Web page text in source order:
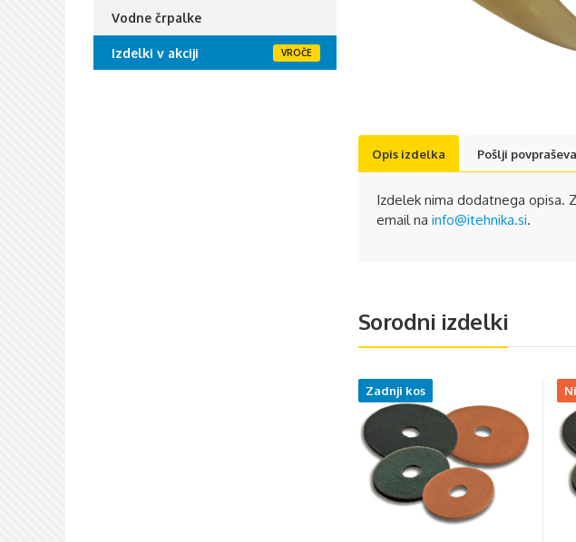
Vodne črpalke
Izdelki v akciji
Opis izdelka Pošlji
Izdelek nima dodatnega opisa.
email na info@itehnika.si.
Sorodni izdelki
Zadnji kos